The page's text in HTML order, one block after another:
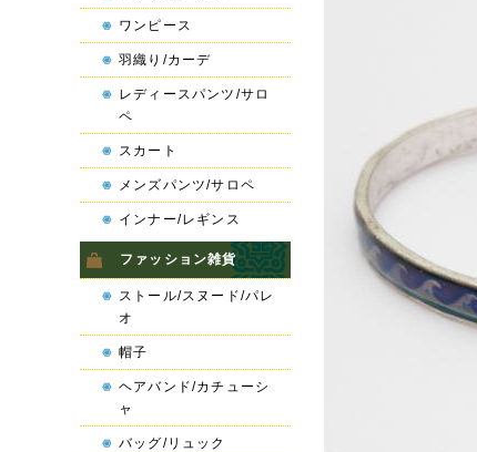
ワンピース
羽織り/カーデ
レディースパンツ/サロ
ペ
スカート
メンズパンツ/サロペ
インナー/レギンス
ファッション雑貨
ストール/スヌード/パレ
オ
帽子
ヘアバンド/カチューシ
ャ
バッグ/リュック